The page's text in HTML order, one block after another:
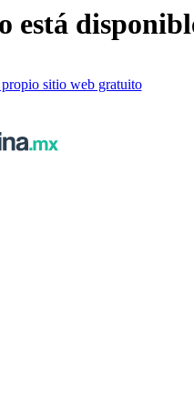
está
sitio web gratuito